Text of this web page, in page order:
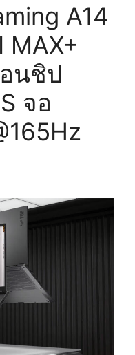
A14
MAX+
นชิป
จอ